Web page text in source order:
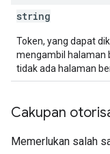
string
Token, yang dapat
mengambil halaman
tidak ada halaman
Cakupan
Memerlukan salah